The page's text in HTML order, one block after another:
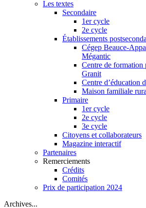
Les textes
Secondaire
1er cycle
2e cycle
Établissements
Cégep Beauce-
Mégantic
Centre de formation
Granit
Centre d’éducation
Maison familiale
Primaire
1er cycle
2e cycle
3e cycle
Citoyens et collaborateurs
Magazine interactif
Partenaires
Remerciements
Crédits
Comités
Prix de participation 2024
Archives...